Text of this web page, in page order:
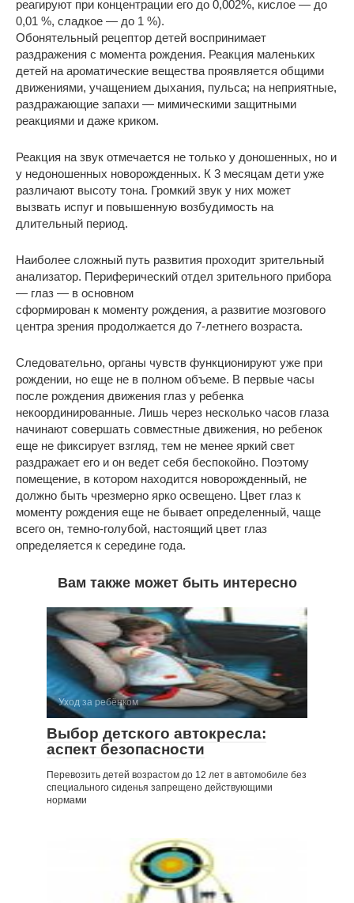
реагируют при концентрации его до 0,002%, кислое — до
0,01 %, сладкое — до 1 %).
Обонятельный рецептор детей воспринимает
раздражения с момента рождения. Реакция маленьких
детей на ароматические вещества проявляется общими
движениями, учащением дыхания, пульса; на неприятные,
раздражающие запахи — мимическими защитными
реакциями и даже криком.
Реакция на звук отмечается не только у доношенных, но и
у недоношенных новорожденных. К 3 месяцам дети уже
различают высоту тона. Громкий звук у них может
вызвать испуг и повышенную возбудимость на
длительный период.
Наиболее сложный путь развития проходит зрительный
анализатор. Периферический отдел зрительного прибора
— глаз — в основном
сформирован к моменту рождения, а развитие мозгового
центра зрения продолжается до 7-летнего возраста.
Следовательно, органы чувств функционируют уже при
рождении, но еще не в полном объеме. В первые часы
после рождения движения глаз у ребенка
некоординированные. Лишь через несколько часов глаза
начинают совершать совместные движения, но ребенок
еще не фиксирует взгляд, тем не менее яркий свет
раздражает его и он ведет себя беспокойно. Поэтому
помещение, в котором находится новорожденный, не
должно быть чрезмерно ярко освещено. Цвет глаз к
моменту рождения еще не бывает определенный, чаще
всего он, темно-голубой, настоящий цвет глаз
определяется к середине года.
Вам также может быть интересно
Уход за ребёнком
Выбор детского автокресла:
аспект безопасности
Перевозить детей возрастом до 12 лет в автомобиле без
специального сиденья запрещено действующими
нормами